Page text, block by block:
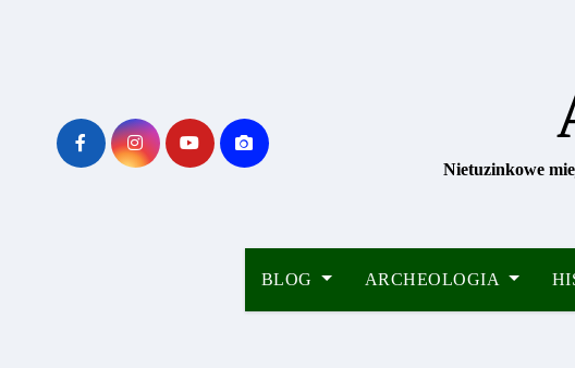
Nietuzinkowe
BLOG ARCHEOLOGIA